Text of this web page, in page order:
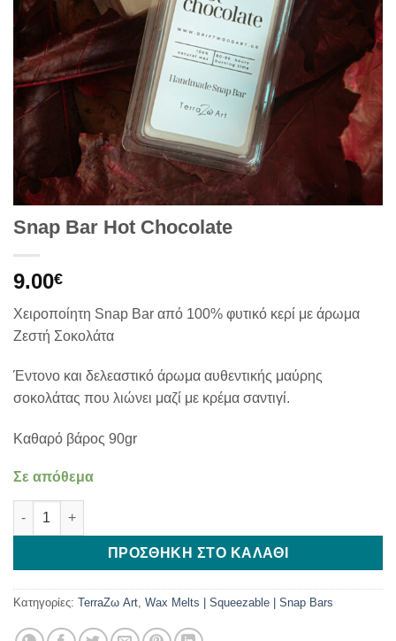
Snap Bar Hot Chocolate
9.00€
Χειροποίητη Snap Bar από 100% φυτικό κερί με άρωμα
Ζεστή Σοκολάτα
Έντονο και δελεαστικό άρωμα αυθεντικής μαύρης
σοκολάτας που λιώνει μαζί με κρέμα σαντιγί.
Καθαρό βάρος 90gr
Σε απόθεμα
Snap Bar Hot Chocolate ποσότητα
ΠΡΟΣΘΉΚΗ ΣΤΟ ΚΑΛΆΘΙ
Κατηγορίες: TerraΖω Art Wax Melts | Squeezable | Snap Bars